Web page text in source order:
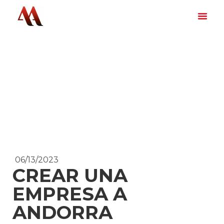
06/13/2023
CREAR UNA
EMPRESA A
ANDORRA